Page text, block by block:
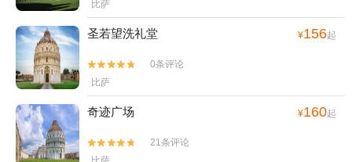
比萨
圣若望洗礼堂 ¥156起


0条评论
比萨
奇迹广场 ¥160起


21条评论